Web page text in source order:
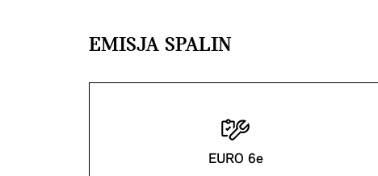
EMISJA SPALIN
EURO 6e